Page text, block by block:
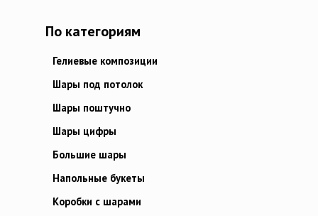
По категориям
Гелиевые композиции
Шары под потолок
Шары поштучно
Шары цифры
Большие шары
Напольные букеты
Коробки с шарами